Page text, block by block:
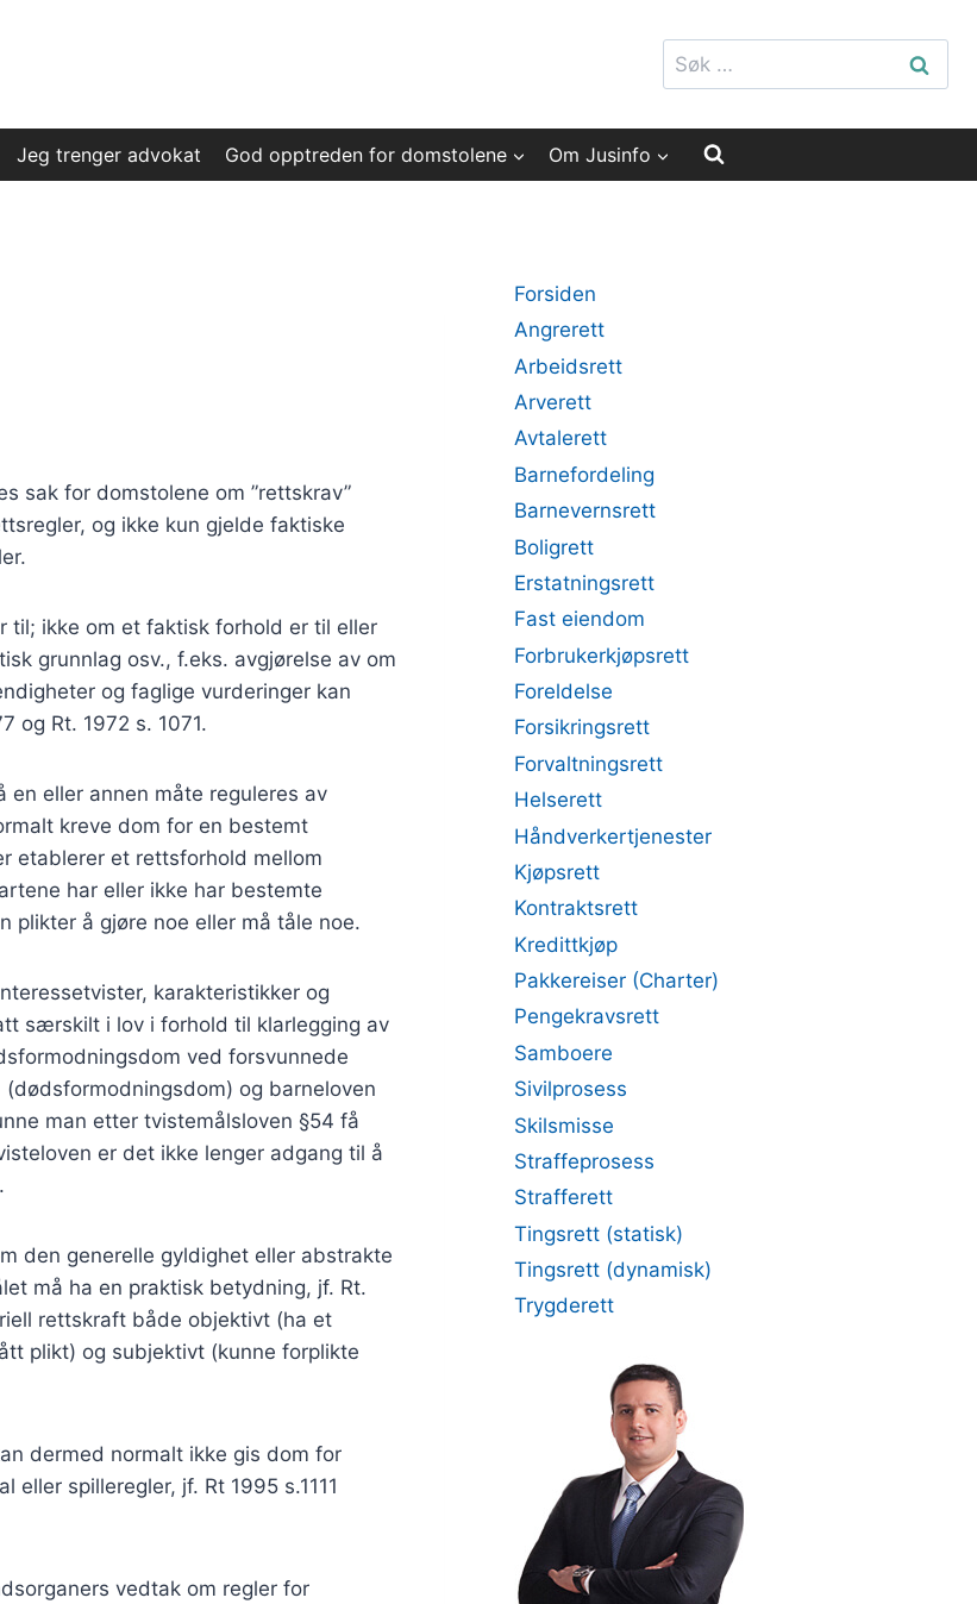
Søk
etter:
Jeg trenger advokat God opptreden for domstolene Om Jusinfo
sak for domstolene om ”rettskrav”
og ikke kun gjelde faktiske
til; ikke om et faktisk forhold er til eller
grunnlag osv., f.eks. avgjørelse av om
og faglige vurderinger kan
og Rt. 1972 s. 1071.
eller annen måte reguleres av
kreve dom for en bestemt
etablerer et rettsforhold mellom
har eller ikke har bestemte
plikter å gjøre noe eller må tåle noe.
karakteristikker og
særskilt i lov i forhold til klarlegging av
ved forsvunnede
og barneloven
man etter tvistemålsloven §54 få
er det ikke lenger adgang til å
den generelle gyldighet eller abstrakte
må ha en praktisk betydning, jf. Rt.
rettskraft både objektivt (ha et
plikt) og subjektivt (kunne forplikte
dermed normalt ikke gis dom for
spilleregler, jf. Rt 1995 s.1111
vedtak om regler for
Forsiden
Angrerett
Arbeidsrett
Arverett
Avtalerett
Barnefordeling
Barnevernsrett
Boligrett
Erstatningsrett
Fast eiendom
Forbrukerkjøpsrett
Foreldelse
Forsikringsrett
Forvaltningsrett
Helserett
Håndverkertjenester
Kjøpsrett
Kontraktsrett
Kredittkjøp
Pakkereiser (Charter)
Pengekravsrett
Samboere
Sivilprosess
Skilsmisse
Straffeprosess
Strafferett
Tingsrett (statisk)
Tingsrett (dynamisk)
Trygderett